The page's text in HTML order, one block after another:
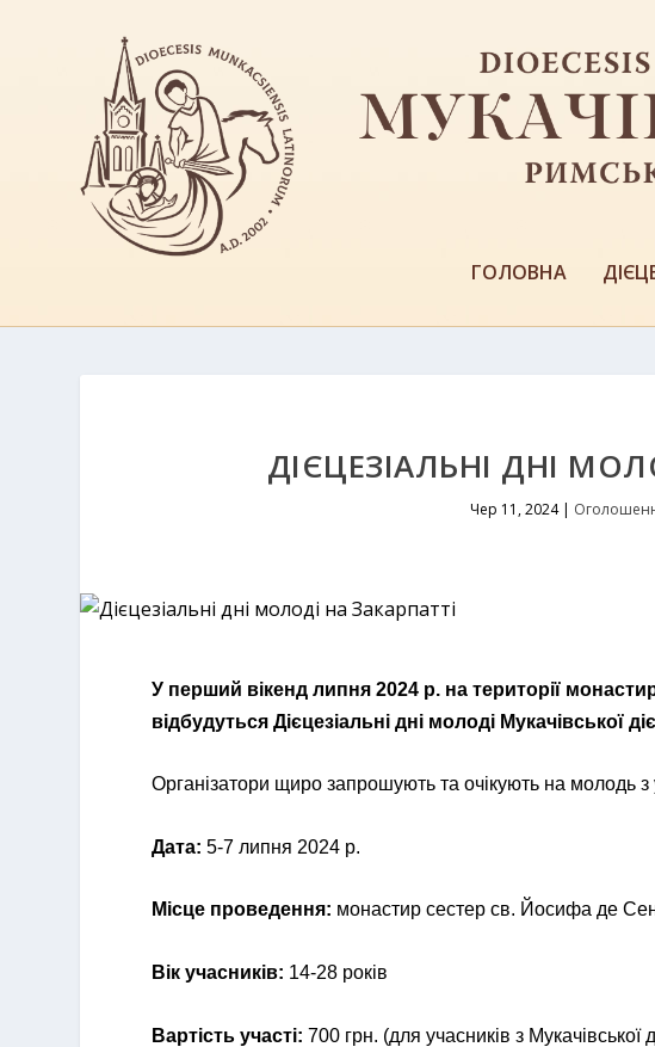
ГОЛОВНА
ДІЄЦЕЗІАЛЬНІ ДНІ
Чер 11, 2024|
У перший вікенд липня 2024 р. на території
відбудуться Дієцезіальні дні молоді Мукачівської
Організатори щиро запрошують та очікують на молодь з
Дата: 5-7 липня 2024 р.
Місце проведення: монастир сестер св. Йосифа де
Вік учасників: 14-28 років
Вартість участі: 700 грн. (для учасників з Мукачівської